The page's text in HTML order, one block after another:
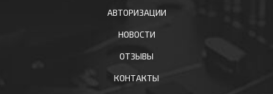
АВТОРИЗАЦИИ
НОВОСТИ
ОТЗЫВЫ
КОНТАКТЫ